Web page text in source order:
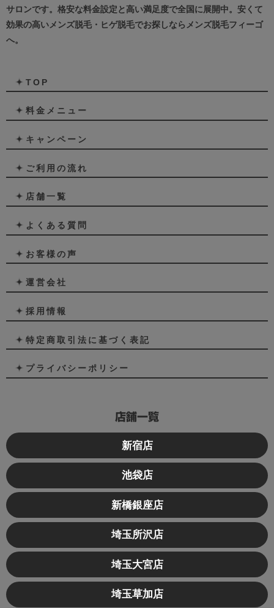
サロンです。格安な料金設定と高い満足度で全国に展開中。安くて
効果の高いメンズ脱毛・ヒゲ脱毛でお探しならメンズ脱毛フィーゴ
へ。
TOP
料金メニュー
キャンペーン
ご利用の流れ
店舗一覧
よくある質問
お客様の声
運営会社
採用情報
特定商取引法に基づく表記
プライバシーポリシー
店舗一覧
新宿店
池袋店
新橋銀座店
埼玉所沢店
埼玉大宮店
埼玉草加店